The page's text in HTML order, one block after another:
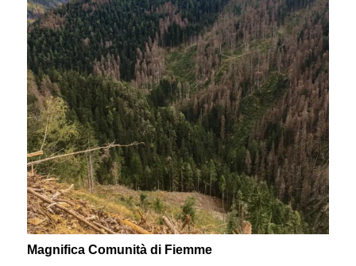
Magnifica Comunità di Fiemme